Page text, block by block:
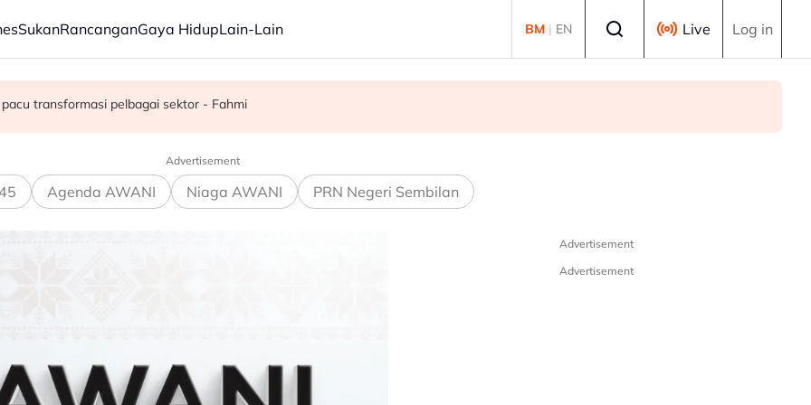
SukanRancanganGaya HidupLain-Lain BM | EN Live Log in
transformasi pelbagai sektor - Fahmi
semusim
Advertisement
Agenda AWANI Niaga AWANI PRN Negeri Sembilan
Advertisement
Advertisement